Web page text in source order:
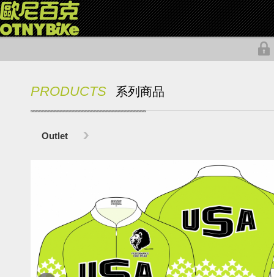
PRODUCTS 系列商品
Outlet